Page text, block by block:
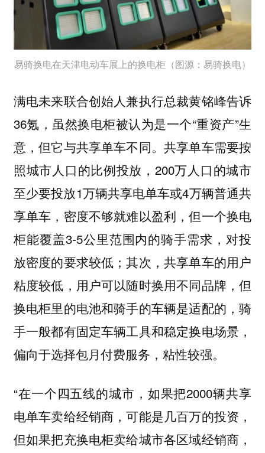
易骑换电在天津电动车展上的换电柜（图源：易骑换电）
满电未来联合创始人兼执行总裁黄铭峰告诉
36氪，虽然换电柜被认为是一个“重资产”生
意，但它与共享单车不同。共享单车需要按
照城市人口的比例投放，200万人口的城市
至少要投放1万辆共享电单车或4万辆普通共
享单车，密度不够就难以盈利，但一个换电
柜能覆盖3-5公里范围内的骑手需求，对投
放密度的要求较低；其次，共享单车的用户
粘度较低，用户可以随时换用不同品牌，但
换电柜里的电池和骑手的车辆是适配的，骑
手一般都有固定车辆工具和稳定换电场景，
偏向于选择包月付费服务，粘性较强。
“在一个四五线的城市，如果把2000辆共享
电单车卖给经销商，可能是几百万的投资，
但如果把充换电柜卖给城市各区域经销商，